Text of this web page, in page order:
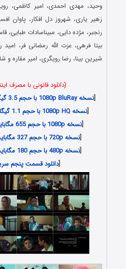
وحید، مهدی احمدی، امیر کاظمی، رویا
زهیر یاری، شهروز دل افکار، پاوان
رنجبر، مژده دایی، مبیناسادات طبایی،
بیتا فرهی، عزت الله رمضانی فر،
شیرین بینا، رضا رویگری، امیر مقاره و
(دانلود قانونی با مصرف
[نسخه 1080p BluRay با حجم 3.5 گیگابایت – 10.000 تومان
[نسخه 1080p HQ با حجم 1.1 گیگابایت – 9.500 تومان
[نسخه 1080p با حجم 655 مگابایت – 9.000 تومان
[نسخه 720p با حجم 327 مگابایت – 8.500 تومان
[نسخه 480p با حجم 180 مگابایت – 8.000 تومان
[دانلود قسمت پنجم